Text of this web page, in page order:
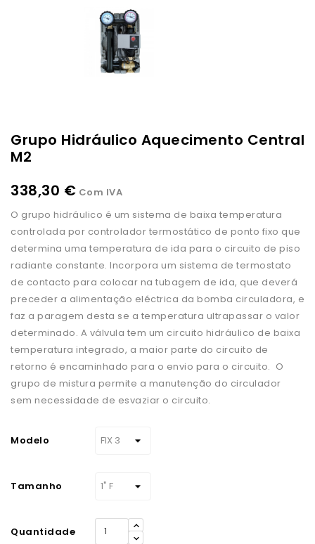
Grupo Hidráulico Aquecimento Central
M2
338,30 € Com IVA
O grupo hidráulico é um sistema de baixa temperatura
controlada por controlador termostático de ponto fixo que
determina uma temperatura de ida para o circuito de piso
radiante constante. Incorpora um sistema de termostato
de contacto para colocar na tubagem de ida, que deverá
preceder a alimentação eléctrica da bomba circuladora, e
faz a paragem desta se a temperatura ultrapassar o valor
determinado. A válvula tem um circuito hidráulico de baixa
temperatura integrado, a maior parte do circuito de
retorno é encaminhado para o envio para o circuito. O
grupo de mistura permite a manutenção do circulador
sem necessidade de esvaziar o circuito.
Modelo
Tamanho
Quantidade